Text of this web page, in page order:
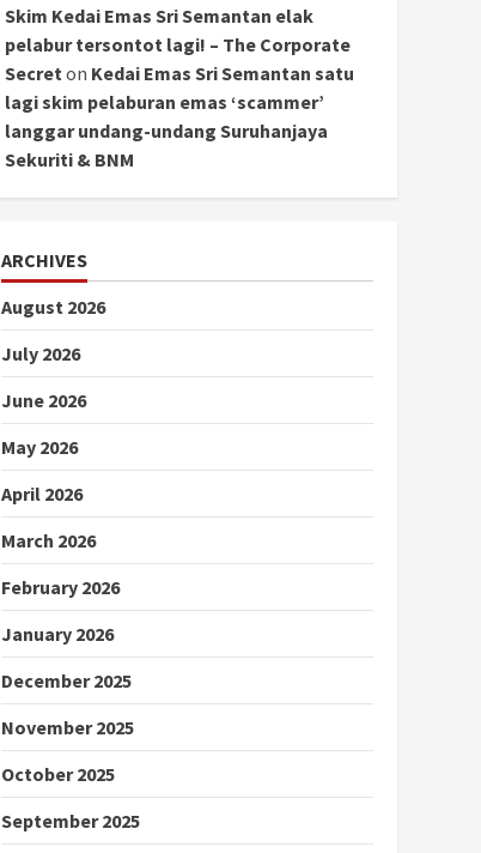
Skim Kedai Emas Sri Semantan elak
pelabur tersontot lagi! – The Corporate
Secret on Kedai Emas Sri Semantan satu
lagi skim pelaburan emas ‘scammer’
langgar undang-undang Suruhanjaya
Sekuriti & BNM
ARCHIVES
August 2026
July 2026
June 2026
May 2026
April 2026
March 2026
February 2026
January 2026
December 2025
November 2025
October 2025
September 2025